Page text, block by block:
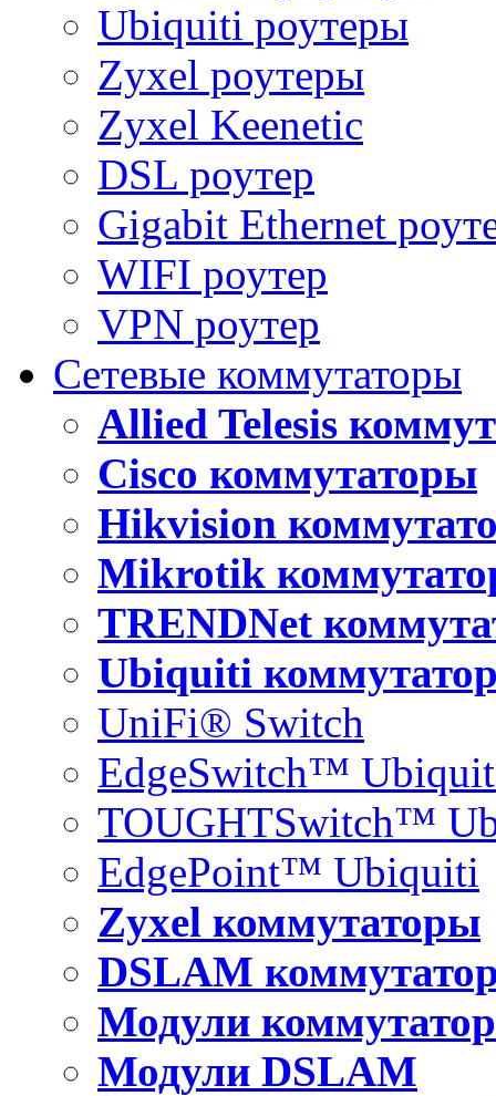
Ubiquiti роутеры
Zyxel роутеры
Zyxel Keenetic
DSL роутер
Gigabit Ethernet
WIFI роутер
VPN роутер
Сетевые коммутаторы
Allied Telesis
Cisco коммутаторы
Hikvision
Mikrotik
TRENDNet
Ubiquiti
UniFi® Switch
EdgeSwitch™
TOUGHTSwitch™
EdgePoint™ Ubiquiti
Zyxel коммутаторы
DSLAM
Модули
Модули DSLAM